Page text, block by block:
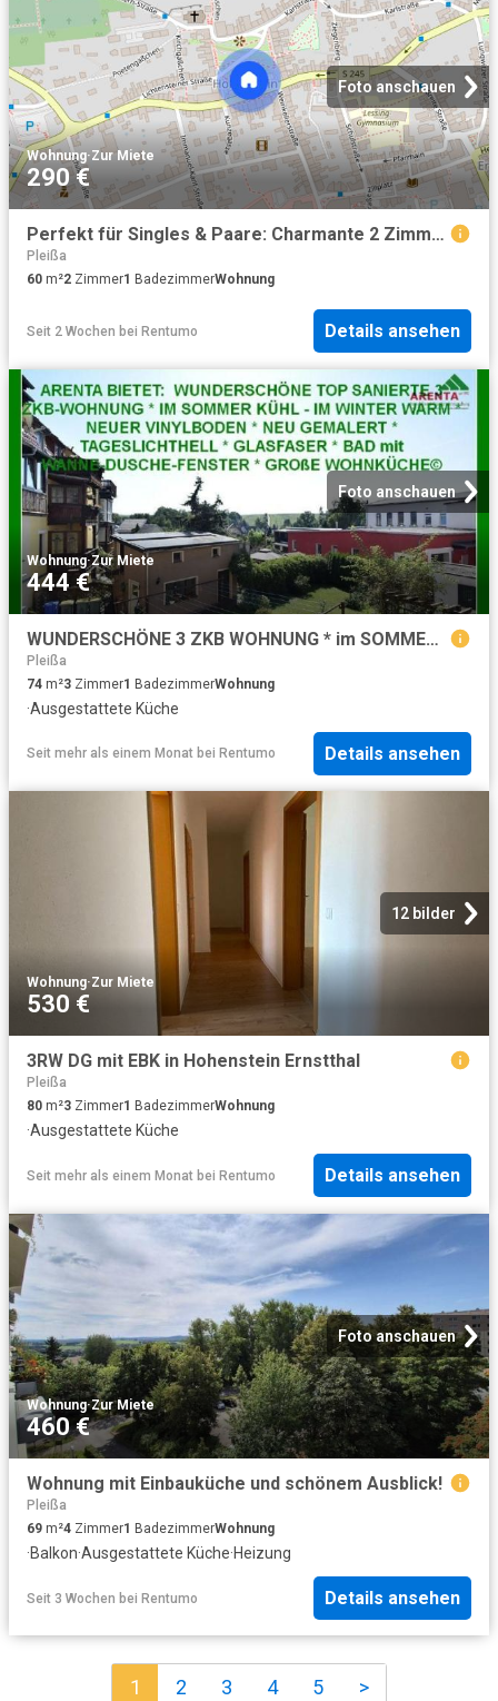
Foto anschauen
Wohnung·Zur Miete
290 €
Perfekt für Singles & Paare: Charmante 2 Zimmer Wohnung in Top Lage!
Pleißa
60 m²2 Zimmer1 BadezimmerWohnung
Seit 2 Wochen bei Rentumo Details ansehen
Foto anschauen
Wohnung·Zur Miete
444 €
WUNDERSCHÖNE 3 ZKB WOHNUNG * im SOMMER KÜHL im WINTER WARM * NEU TOP SANIERT * NEUER VINYLBODEN * NEU GEMALERT * TAGESLICHTHELL * HIGHSPEED INTERNET * BAD mit WANNE DUSCHE FENSTER * GEMÜTLICHE 3 ZKB * GROßE WOHNKÜCHE
Pleißa
74 m²3 Zimmer1 BadezimmerWohnung
·Ausgestattete Küche
Seit mehr als einem Monat bei Rentumo Details ansehen
12 bilder
Wohnung·Zur Miete
530 €
3RW DG mit EBK in Hohenstein Ernstthal
Pleißa
80 m²3 Zimmer1 BadezimmerWohnung
·Ausgestattete Küche
Seit mehr als einem Monat bei Rentumo Details ansehen
Foto anschauen
Wohnung·Zur Miete
460 €
Wohnung mit Einbauküche und schönem Ausblick!
Pleißa
69 m²4 Zimmer1 BadezimmerWohnung
·Balkon·Ausgestattete Küche·Heizung
Seit 3 Wochen bei Rentumo Details ansehen
1 2 3 4 5 >